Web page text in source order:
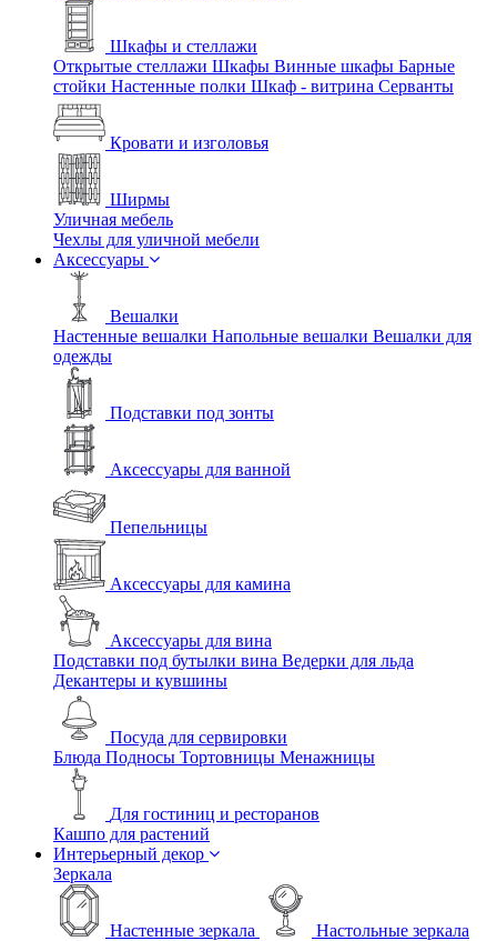
Шкафы и стеллажи
Открытые стеллажи Шкафы Винные шкафы Барные
стойки Настенные полки Шкаф - витрина Серванты
Кровати и изголовья
Ширмы
Уличная мебель
Чехлы для уличной мебели
Аксессуары
Вешалки
Настенные вешалки Напольные вешалки Вешалки для
одежды
Подставки под зонты
Аксессуары для ванной
Пепельницы
Аксессуары для камина
Аксессуары для вина
Подставки под бутылки вина Ведерки для льда
Декантеры и кувшины
Посуда для сервировки
Блюда Подносы Тортовницы Менажницы
Для гостиниц и ресторанов
Кашпо для растений
Интерьерный декор
Зеркала
Настенные зеркала Настольные зеркала